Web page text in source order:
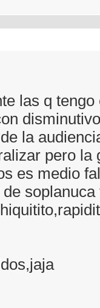
las q tengo
la
pero la
es medio